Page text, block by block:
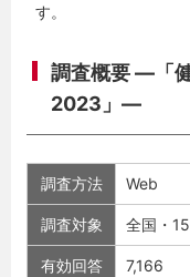
す。
調査概要 ―「
2023」―
調査方法 Web
調査対象 全国・
有効回答
7,166